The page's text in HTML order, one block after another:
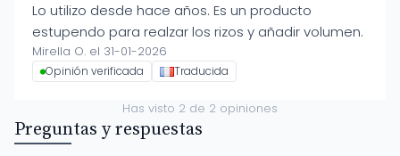
Lo utilizo desde hace años. Es un producto
estupendo para realzar los rizos y añadir volumen.
Mirella O. el 31-01-2026
Opinión verificada Traducida
Has visto 2 de 2 opiniones
Preguntas y respuestas